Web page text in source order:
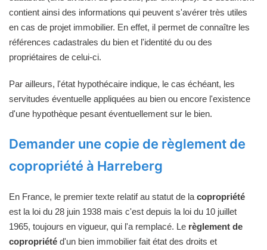
contient ainsi des informations qui peuvent s'avérer très utiles
en cas de projet immobilier. En effet, il permet de connaître les
références cadastrales du bien et l'identité du ou des
propriétaires de celui-ci.
Par ailleurs, l'état hypothécaire indique, le cas échéant, les
servitudes éventuelle appliquées au bien ou encore l'existence
d'une hypothèque pesant éventuellement sur le bien.
Demander une copie de règlement de
copropriété à Harreberg
En France, le premier texte relatif au statut de la copropriété
est la loi du 28 juin 1938 mais c'est depuis la loi du 10 juillet
1965, toujours en vigueur, qui l'a remplacé. Le règlement de
copropriété d'un bien immobilier fait état des droits et